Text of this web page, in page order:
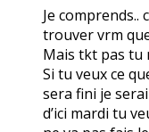
Je comprends..
trouver vrm
Mais tkt pas tu
Si tu veux ce
sera fini je
d’ici mardi tu